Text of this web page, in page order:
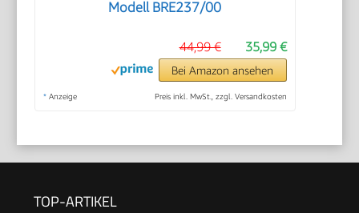
Modell BRE237/00
35,99 €
44,99 €
Bei Amazon ansehen
* Anzeige Preis inkl. MwSt., zzgl. Versandkosten
TOP-ARTIKEL